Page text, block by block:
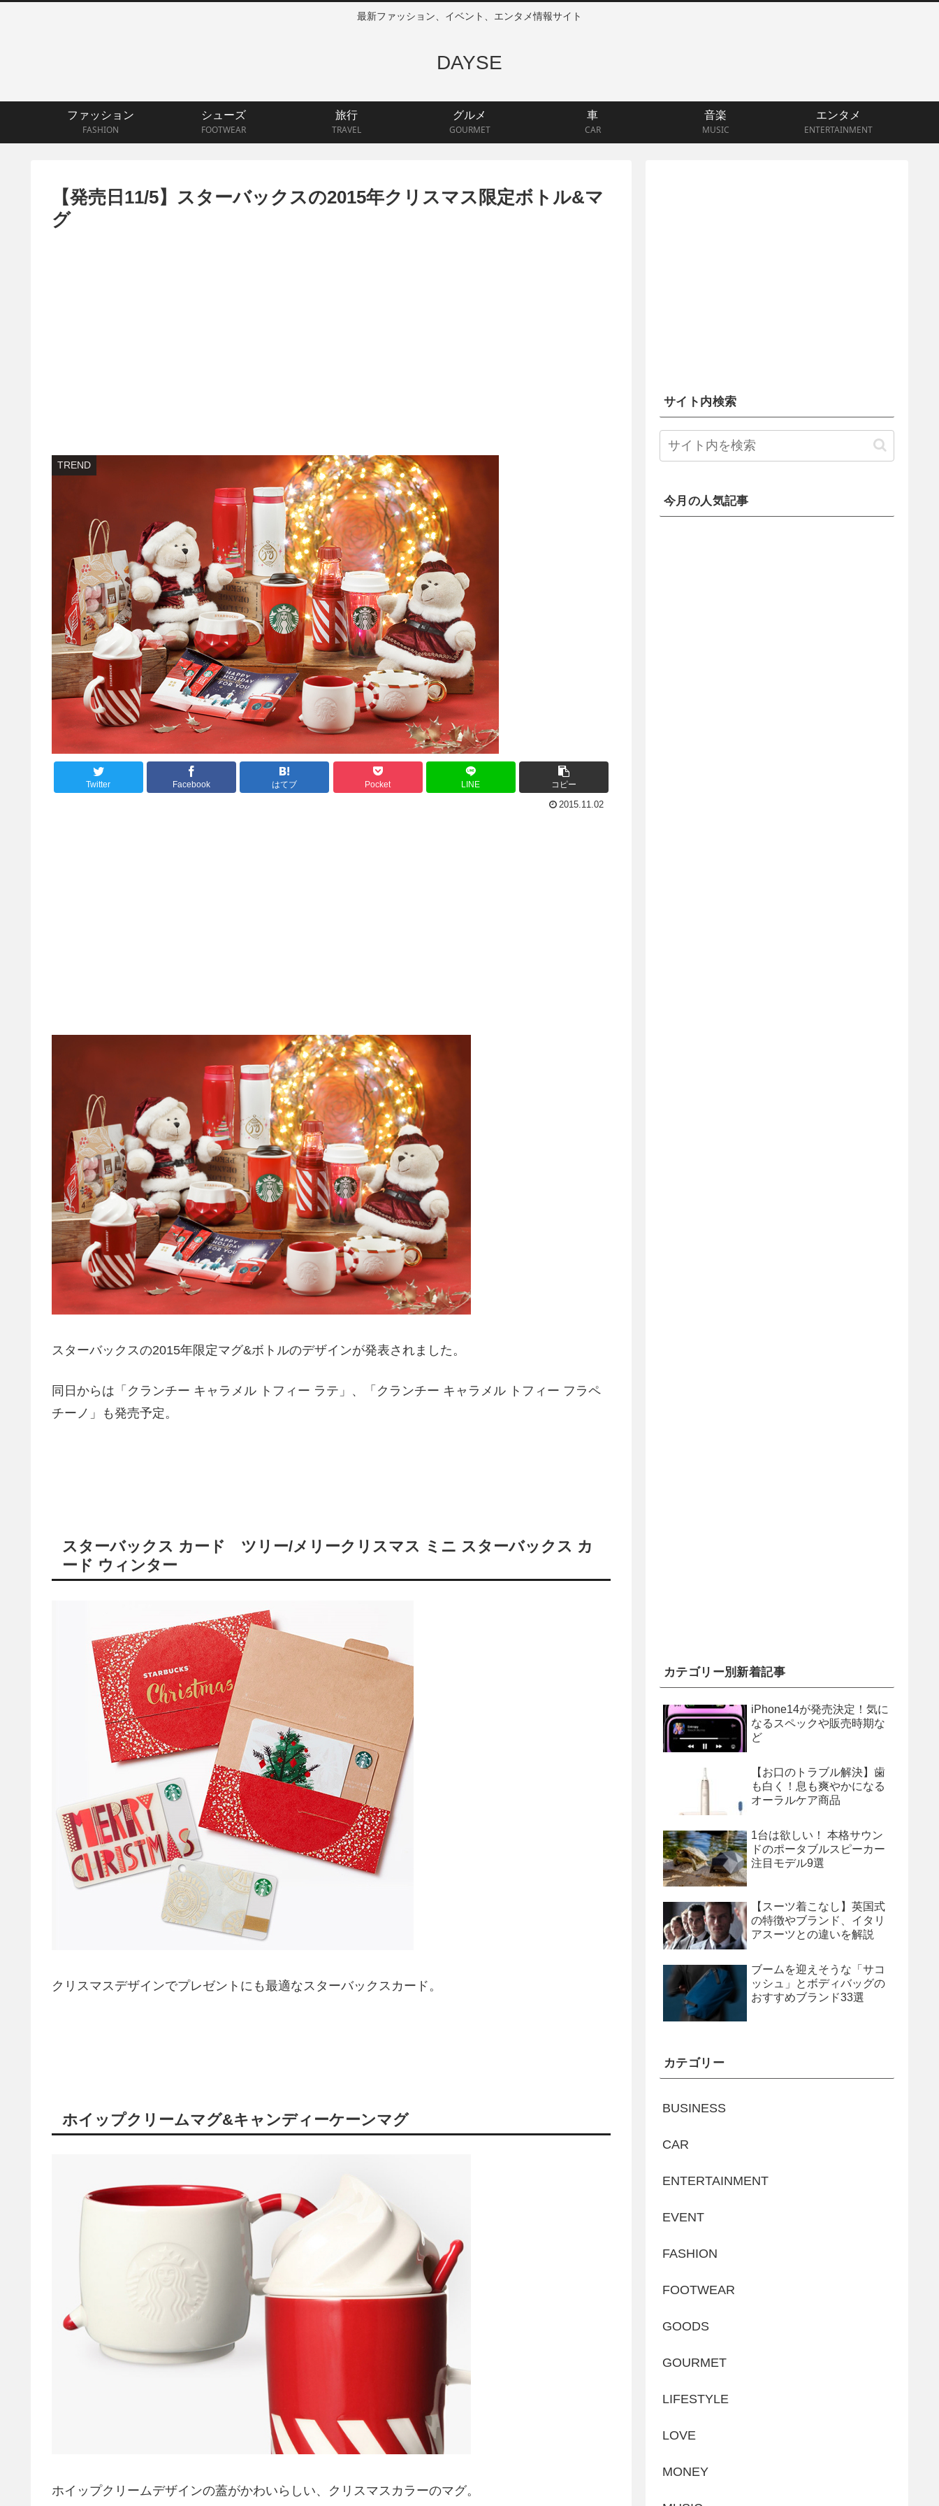
最新ファッション、イベント、エンタメ情報サイト
DAYSE
ファッション
FASHION
シューズ
FOOTWEAR
旅行
TRAVEL
グルメ
GOURMET
車
CAR
音楽
MUSIC
エンタメ
ENTERTAINMENT
【発売日11/5】スターバックスの2015年クリスマス限定ボトル&マ
グ
TREND
Twitter Facebook はてブ Pocket LINE コピー
2015.11.02
スターバックスの2015年限定マグ&ボトルのデザインが発表されました。
同日からは「クランチー キャラメル トフィー ラテ」、「クランチー キャラメル トフィー フラペ
チーノ」も発売予定。
スターバックス カード ツリー/メリークリスマス ミニ スターバックス カ
ード ウィンター
クリスマスデザインでプレゼントにも最適なスターバックスカード。
ホイップクリームマグ&キャンディーケーンマグ
ホイップクリームデザインの蓋がかわいらしい、クリスマスカラーのマグ。
サイト内検索
今月の人気記事
カテゴリー別新着記事
iPhone14が発売決定！気に
なるスペックや販売時期な
ど
【お口のトラブル解決】歯
も白く！息も爽やかになる
オーラルケア商品
1台は欲しい！ 本格サウン
ドのポータブルスピーカー
注目モデル9選
【スーツ着こなし】英国式
の特徴やブランド、イタリ
アスーツとの違いを解説
ブームを迎えそうな「サコ
ッシュ」とボディバッグの
おすすめブランド33選
カテゴリー
BUSINESS
CAR
ENTERTAINMENT
EVENT
FASHION
FOOTWEAR
GOODS
GOURMET
LIFESTYLE
LOVE
MONEY